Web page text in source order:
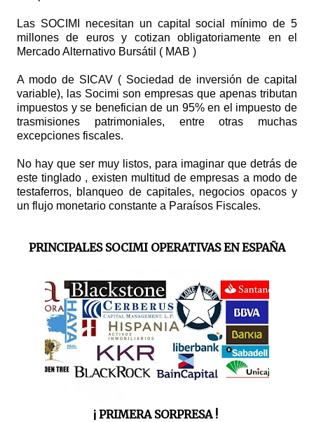
Las SOCIMI necesitan un capital social mínimo de 5
millones de euros y cotizan obligatoriamente en el
Mercado Alternativo Bursátil ( MAB )
A modo de SICAV ( Sociedad de inversión de capital
variable), las Socimi son empresas que apenas tributan
impuestos y se benefician de un 95% en el impuesto de
trasmisiones patrimoniales, entre otras muchas
excepciones fiscales.
No hay que ser muy listos, para imaginar que detrás de
este tinglado , existen multitud de empresas a modo de
testaferros, blanqueo de capitales, negocios opacos y
un flujo monetario constante a Paraísos Fiscales.
PRINCIPALES SOCIMI OPERATIVAS EN ESPAÑA
¡ PRIMERA SORPRESA !